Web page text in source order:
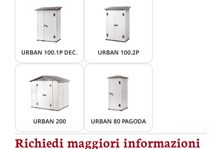
URBAN 100.1P DEC. URBAN 100.2P
URBAN 200 URBAN 80 PAGODA
Richiedi maggiori informazioni